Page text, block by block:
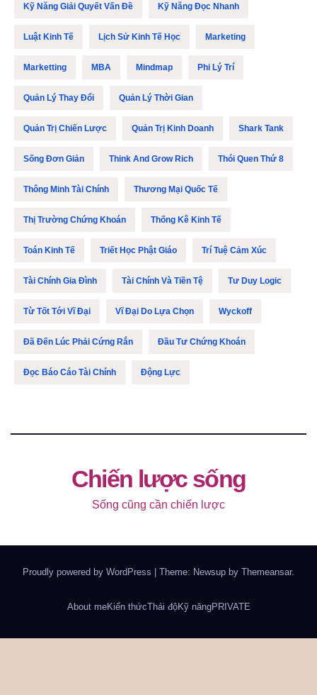
Kỹ Năng Giải Quyết Vấn Đề Kỹ Năng Đọc Nhanh
Luật Kinh Tế Lịch Sử Kinh Tế Học Marketing
Marketting MBA Mindmap Phi Lý Trí
Quản Lý Thay Đổi Quản Lý Thời Gian
Quản Trị Chiến Lược Quản Trị Kinh Doanh Shark Tank
Sống Đơn Giản Think And Grow Rich Thói Quen Thứ 8
Thông Minh Tài Chính Thương Mại Quốc Tế
Thị Trường Chứng Khoán Thống Kê Kinh Tế
Toán Kinh Tế Triết Học Phật Giáo Trí Tuệ Cảm Xúc
Tài Chính Gia Đình Tài Chính Và Tiền Tệ Tư Duy Logic
Từ Tốt Tới Vĩ Đại Vĩ Đại Do Lựa Chọn Wyckoff
Đã Đến Lúc Phải Cứng Rắn Đầu Tư Chứng Khoán
Đọc Báo Cáo Tài Chính Động Lực
Chiến lược sống
Sống cũng cần chiến lược
Proudly powered by WordPress Theme: Newsup by Themeansar.
About meKiến thứcThái độKỹ năngPRIVATE